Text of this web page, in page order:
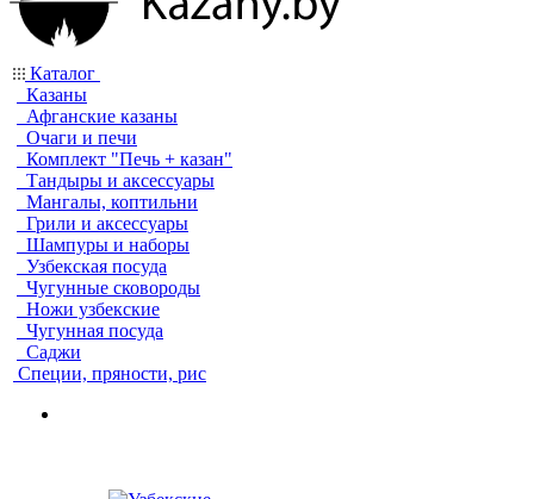
Каталог
Казаны
Афганские казаны
Очаги и печи
Комплект "Печь + казан"
Тандыры и аксессуары
Мангалы, коптильни
Грили и аксессуары
Шампуры и наборы
Узбекская посуда
Чугунные сковороды
Ножи узбекские
Чугунная посуда
Саджи
Специи, пряности, рис